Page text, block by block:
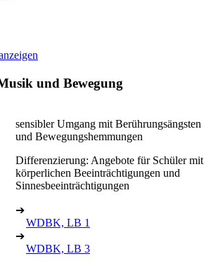
und Bewegung
sensibler Umgang mit Berührungsängsten
und Bewegungshemmungen
Differenzierung: Angebote für Schüler mit
körperlichen Beeinträchtigungen und
Sinnesbeeinträchtigungen
➔
WDBK, LB 1
➔
WDBK, LB 3